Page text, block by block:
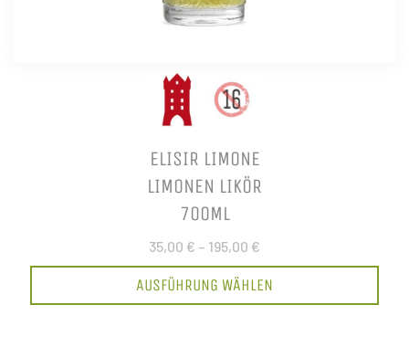
ELISIR LIMONE
LIMONEN LIKÖR
700ML
35,00 € – 195,00 €
AUSFÜHRUNG WÄHLEN